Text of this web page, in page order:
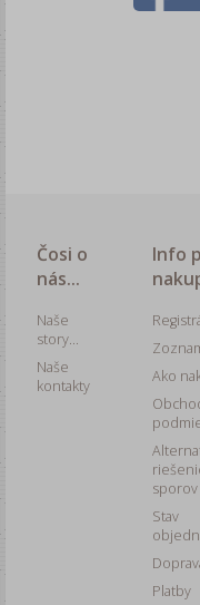
Čosi o
nás...
Naše
story...
Naše
kontakty
Info
Ako
sporov
Stav
Platby